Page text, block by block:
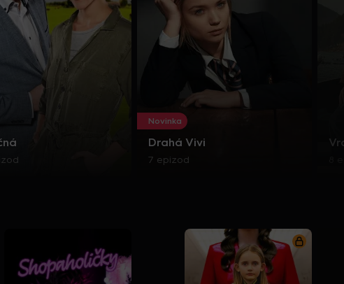
Novinka
Drahá Vivi
7 epizod